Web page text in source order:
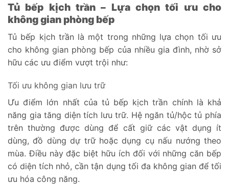
Tủ bếp kịch trần – Lựa chọn tối ưu cho
không gian phòng bếp
Tủ bếp kịch trần là một trong những lựa chọn tối ưu
cho không gian phòng bếp của nhiều gia đình, nhờ sở
hữu các ưu điểm vượt trội như:
Tối ưu không gian lưu trữ
Ưu điểm lớn nhất của tủ bếp kịch trần chính là khả
năng gia tăng diện tích lưu trữ. Hệ ngăn tủ/hộc tủ phía
trên thường được dùng để cất giữ các vật dụng ít
dùng, đồ dùng dự trữ hoặc dụng cụ nấu nướng theo
mùa. Điều này đặc biệt hữu ích đối với những căn bếp
có diện tích nhỏ, cần tận dụng tối đa không gian để tối
ưu hóa công năng.